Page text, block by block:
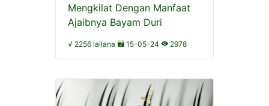
Mengkilat Dengan Manfaat
Ajaibnya Bayam Duri
√ 2256 lailana 15-05-24 2978